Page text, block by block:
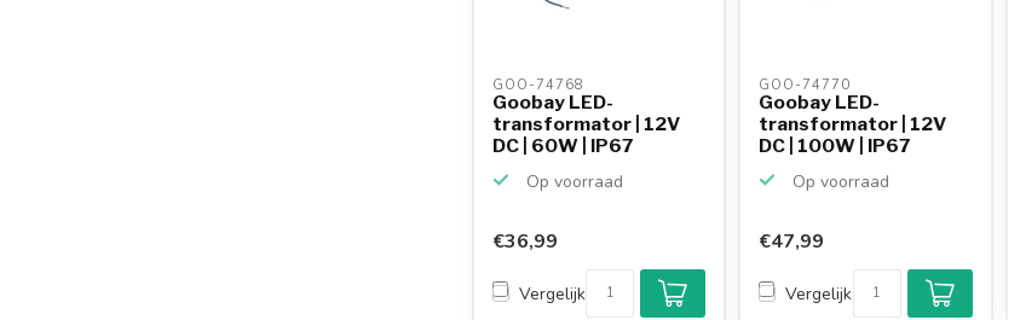
GOO-74768
Goobay LED-
transformator | 12V
DC | 60W | IP67
Op voorraad
€36,99
Vergelijk
GOO-74770
Goobay LED-
transformator | 12V
DC | 100W | IP67
Op voorraad
€47,99
Vergelijk